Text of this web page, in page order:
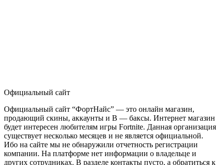
Официальный сайт
Официальный сайт “ФортНайс” — это онлайн магазин,
продающий скины, аккаунты и B — баксы. Интернет магазин
будет интересен любителям игры Fortnite. Данная организация
существует несколько месяцев и не является официальной.
Ибо на сайте мы не обнаружили отчетность регистрации
компании. На платформе нет информации о владельце и
других сотрудниках. В разделе контакты пусто, а обратиться к